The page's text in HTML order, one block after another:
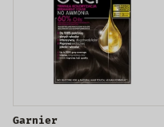
Garnier